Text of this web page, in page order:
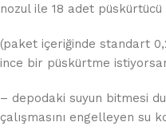
nozul ile 18 adet püskürtücü
(paket içeriğinde standart
ince bir püskürtme
– depodaki suyun bitmesi
çalışmasını engelleyen su